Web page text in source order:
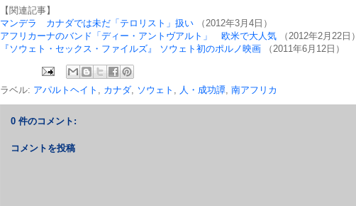
【関連記事】
マンデラ カナダでは未だ「テロリスト」扱い （2012年3月4日）
アフリカーナのバンド「ディー・アントヴアルト」 欧米で大人気 （2012年2月22日）
『ソウェト・セックス・ファイルズ』 ソウェト初のポルノ映画 （2011年6月12日）
ラベル: アパルトヘイト , カナダ, ソウェト , 人・成功譚, 南アフリカ
0 件のコメント:
コメントを投稿